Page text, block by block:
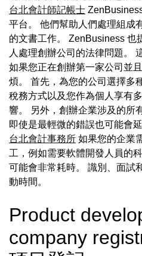
台北會計師記帳士
平台。 他們幫助人們處理組成
的文書工作。 ZenBusiness 也
人處理創辦公司的法律問題。
如果您正在創辦第一家公司並
煩。 首先，為您的公司選擇多
稅務方式以及您作為個人享有
響。 另外，創辦企業涉及的所
即使是最輕微的錯誤也可能會
台北會計事務所 如果您的企業
工，例如需要軟體開發人員的
可能會非常耗時。 識別、面試
動時間。
Product
company